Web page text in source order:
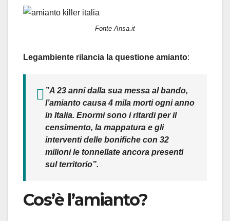
Fonte Ansa.it
Legambiente rilancia la questione amianto:
”A 23 anni dalla sua messa al bando,
l’amianto causa 4 mila morti ogni anno
in Italia. Enormi sono i ritardi per il
censimento, la mappatura e gli
interventi delle bonifiche con 32
milioni le tonnellate ancora presenti
sul territorio”.
Cos’è l’amianto?